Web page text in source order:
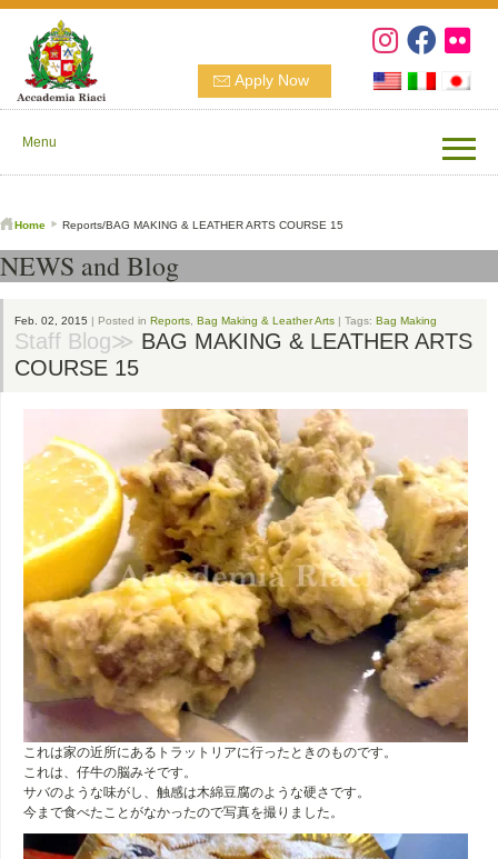
Apply Now
Menu
Home Reports/BAG MAKING & LEATHER ARTS COURSE 15
NEWS and Blog
Feb. 02, 2015 | Posted in Reports Bag Making & Leather Arts | Tags: Bag Making
Staff Blog≫ BAG MAKING & LEATHER ARTS
COURSE 15
これは家の近所にあるトラットリアに行ったときのものです。
これは、仔牛の脳みそです。
サバのような味がし、触感は木綿豆腐のような硬さです。
今まで食べたことがなかったので写真を撮りました。